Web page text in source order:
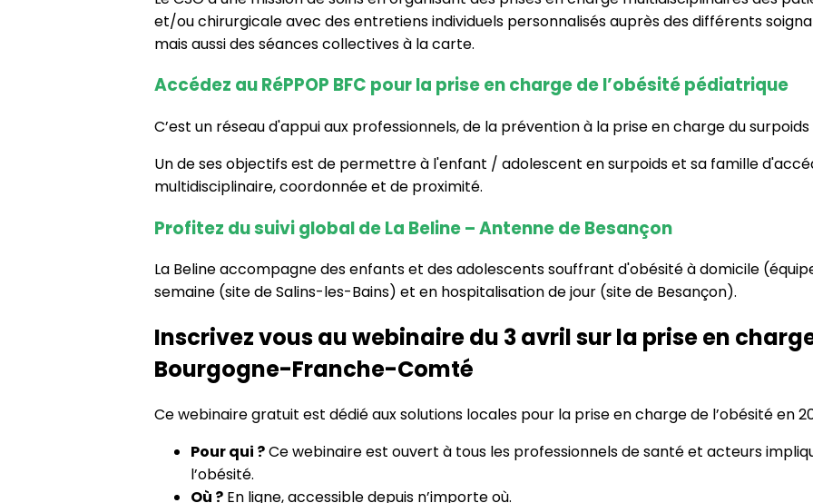
et/ou chirurgicale avec des entretiens individuels personnalisés auprès des différents
mais aussi des séances collectives à la carte.
Accédez au RéPPOP BFC pour la prise en charge de l’obésité pédiatrique
C’est un réseau d'appui aux professionnels, de la prévention à la prise en charge du
Un de ses objectifs est de permettre à l'enfant / adolescent en surpoids et sa famille
multidisciplinaire, coordonnée et de proximité.
Profitez du suivi global de La Beline – Antenne de Besançon
La Beline accompagne des enfants et des adolescents souffrant d'obésité à domicile
semaine (site de Salins-les-Bains) et en hospitalisation de jour (site de Besançon).
Inscrivez vous au webinaire du 3 avril sur la prise en
Bourgogne-Franche-Comté
Ce webinaire gratuit est dédié aux solutions locales pour la prise en charge de l’obésité en
Pour qui ?Ce webinaire est ouvert à tous les professionnels de santé et acteurs
l’obésité.
Où ? En ligne, accessible depuis n’importe où.